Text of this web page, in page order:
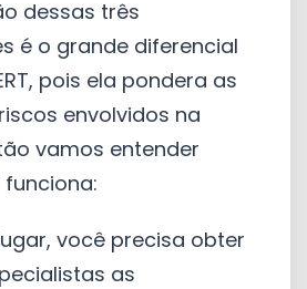
dessas três
é o grande diferencial
pois ela pondera as
envolvidos na
vamos entender
funciona:
você precisa obter
as